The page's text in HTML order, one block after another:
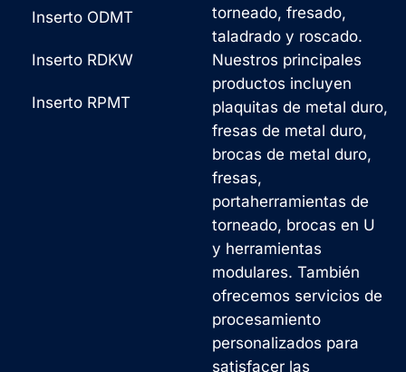
torneado, fresado,
taladrado y roscado.
Nuestros principales
productos incluyen
plaquitas de metal duro,
fresas de metal duro,
brocas de metal duro,
fresas,
portaherramientas de
torneado, brocas en U
y herramientas
modulares. También
ofrecemos servicios de
procesamiento
personalizados para
satisfacer las
Inserto ODMT
Inserto RDKW
Inserto RPMT